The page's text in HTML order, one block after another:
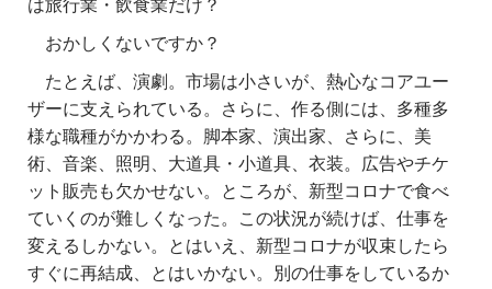
は旅行業・飲食業だけ？
おかしくないですか？
たとえば、演劇。市場は小さいが、熱心なコアユー
ザーに支えられている。さらに、作る側には、多種多
様な職種がかかわる。脚本家、演出家、さらに、美
術、音楽、照明、大道具・小道具、衣装。広告やチケ
ット販売も欠かせない。ところが、新型コロナで食べ
ていくのが難しくなった。この状況が続けば、仕事を
変えるしかない。とはいえ、新型コロナが収束したら
すぐに再結成、とはいかない。別の仕事をしているか